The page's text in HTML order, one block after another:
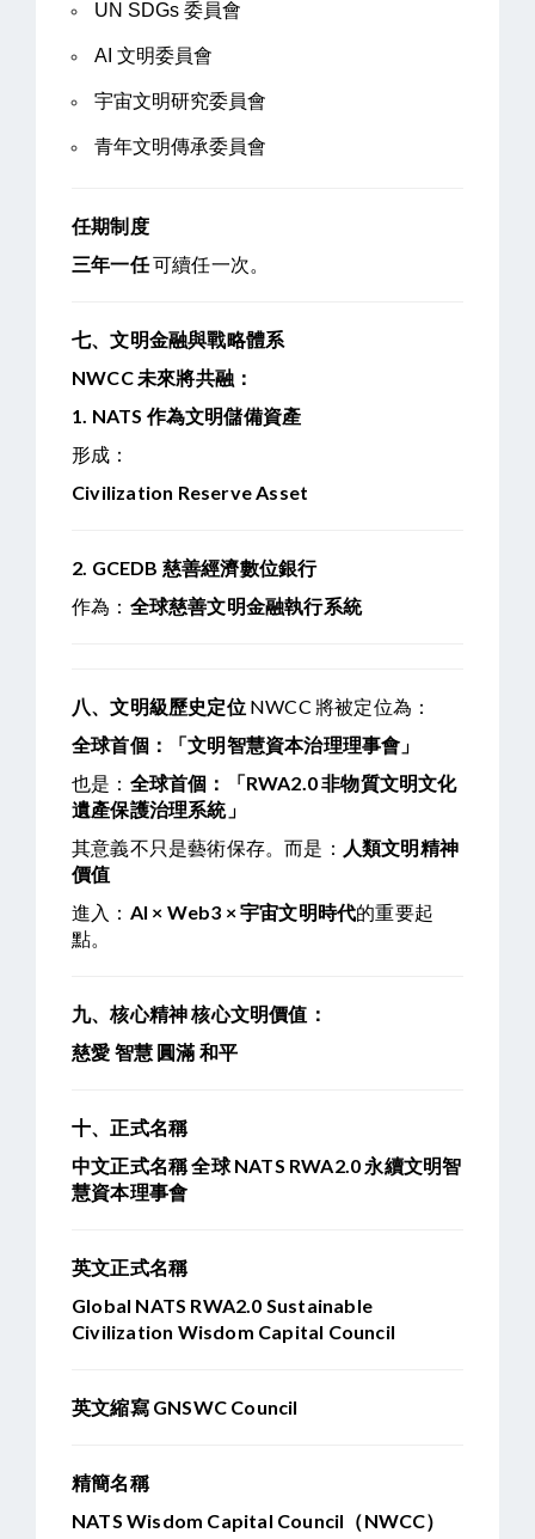
UN SDGs 委員會
AI 文明委員會
宇宙文明研究委員會
青年文明傳承委員會
任期制度
三年一任可續任一次。
七、文明金融與戰略體系
NWCC未來將共融：
1. NATS 作為文明儲備資產
形成：
Civilization Reserve Asset
2. GCEDB 慈善經濟數位銀行
作為： 全球慈善文明金融執行系統
八、文明級歷史定位 NWCC 將被定位為：
全球首個：
「文明智慧資本治理理事會」
也是： 全球首個：
「RWA2.0 非物質文明文化
遺產保護治理系統」
其意義不只是藝術保存。而是： 人類文明精神
價值
進入： AI × Web3 ×宇宙文明時代的重要起
點。
九、核心精神核心文明價值：
慈愛 智慧 圓滿 和平
十、正式名稱
中文正式名稱全球 NATS RWA2.0 永續文明智
慧資本理事會
英文正式名稱
Global NATS RWA2.0 Sustainable
Civilization Wisdom Capital Council
英文縮寫 GNSWC Council
精簡名稱
NATS Wisdom Capital Council （NWCC）